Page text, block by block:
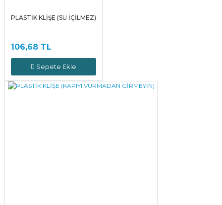
PLASTİK KLİŞE (SU İÇİLMEZ)
106,68 TL
Sepete Ekle